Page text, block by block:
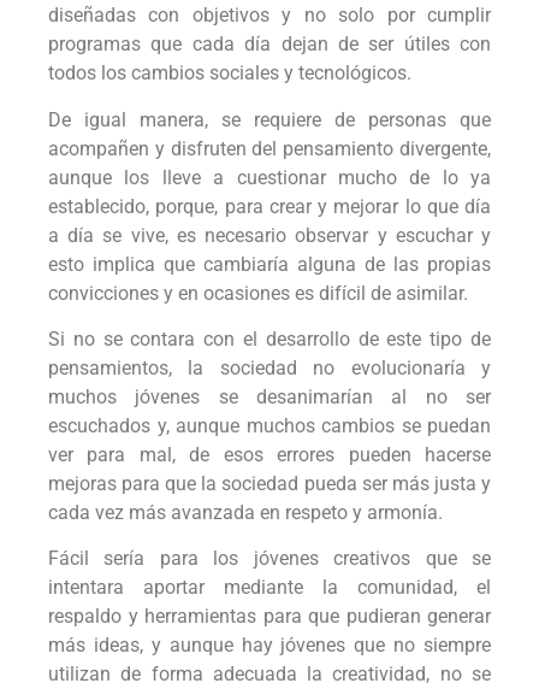
diseñadas con objetivos y no solo por cumplir
programas que cada día dejan de ser útiles con
todos los cambios sociales y tecnológicos.
De igual manera, se requiere de personas que
acompañen y disfruten del pensamiento divergente,
aunque los lleve a cuestionar mucho de lo ya
establecido, porque, para crear y mejorar lo que día
a día se vive, es necesario observar y escuchar y
esto implica que cambiaría alguna de las propias
convicciones y en ocasiones es difícil de asimilar.
Si no se contara con el desarrollo de este tipo de
pensamientos, la sociedad no evolucionaría y
muchos jóvenes se desanimarían al no ser
escuchados y, aunque muchos cambios se puedan
ver para mal, de esos errores pueden hacerse
mejoras para que la sociedad pueda ser más justa y
cada vez más avanzada en respeto y armonía.
Fácil sería para los jóvenes creativos que se
intentara aportar mediante la comunidad, el
respaldo y herramientas para que pudieran generar
más ideas, y aunque hay jóvenes que no siempre
utilizan de forma adecuada la creatividad, no se